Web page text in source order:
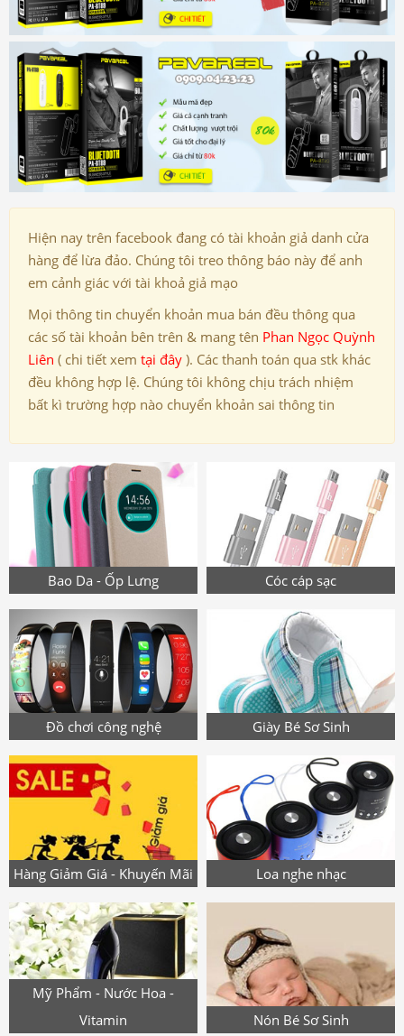
Hiện nay trên facebook đang có tài khoản giả danh cửa
hàng để lừa đảo. Chúng tôi treo thông báo này để anh
em cảnh giác với tài khoả giả mạo
Mọi thông tin chuyển khoản mua bán đều thông qua
các số tài khoản bên trên & mang tên Phan Ngọc Quỳnh
Liên ( chi tiết xem tại đây ). Các thanh toán qua stk khác
đều không hợp lệ. Chúng tôi không chịu trách nhiệm
bất kì trường hợp nào chuyển khoản sai thông tin
Bao Da - Ốp Lưng Cóc cáp sạc
Đồ chơi công nghệ Giày Bé Sơ Sinh
Hàng Giảm Giá - Khuyến Mãi Loa nghe nhạc
Mỹ Phẩm - Nước Hoa -
Vitamin
Nón Bé Sơ Sinh